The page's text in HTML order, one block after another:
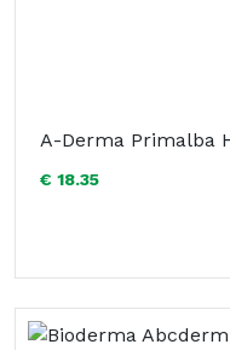
€ 18.35